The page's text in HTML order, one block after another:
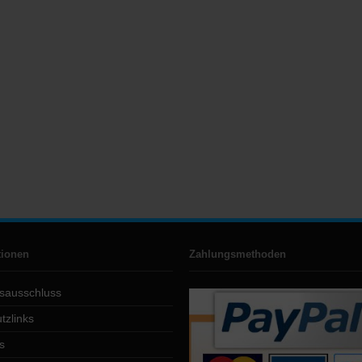
Zahlungsmethoden